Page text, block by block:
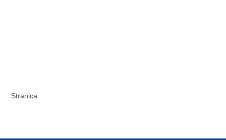
Stranica